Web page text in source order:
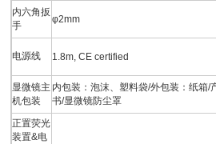
内六角扳
手
φ2mm
电源线 1.8m, CE certified
显微镜主
机包装
内包装：泡沫、塑料袋/外包装：纸箱/
书/显微镜防尘罩
正置荧光
装置&电